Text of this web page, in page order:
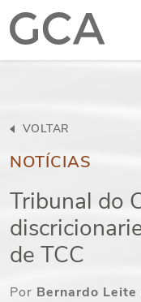
NOTÍCIAS
VOLTAR
Tribunal do
de TCC
Por Bernardo Leite